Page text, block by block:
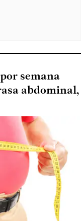
semana
abdominal,